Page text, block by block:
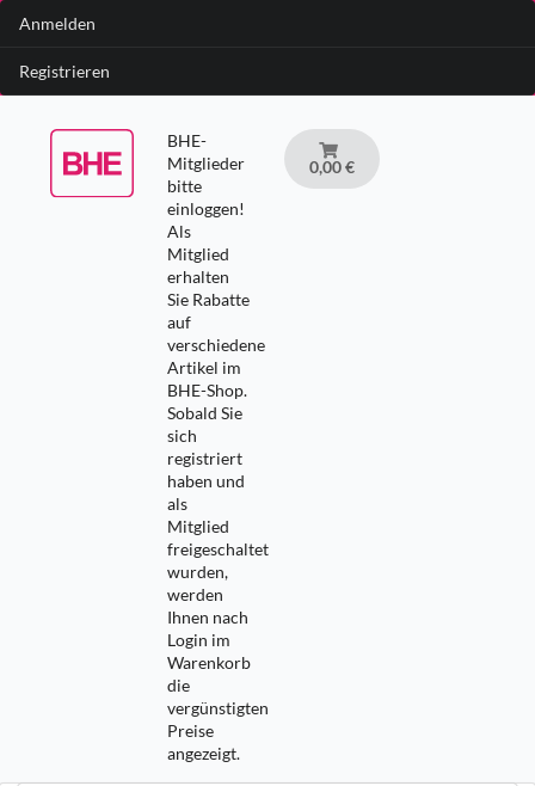
Anmelden
Registrieren
BHE-
Mitglieder
bitte
einloggen!
Als
Mitglied
erhalten
Sie Rabatte
auf
verschiedene
Artikel im
BHE-Shop.
Sobald Sie
sich
registriert
haben und
als
Mitglied
freigeschaltet
wurden,
werden
Ihnen nach
Login im
Warenkorb
die
vergünstigten
Preise
angezeigt.
0,00 €